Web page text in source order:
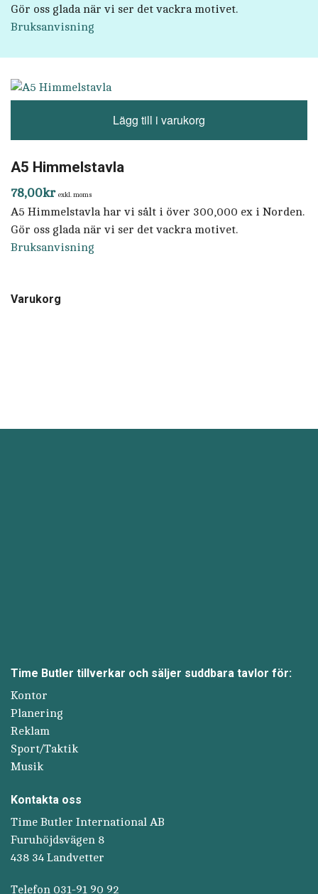
Gör oss glada när vi ser det vackra motivet.
Bruksanvisning
Lägg till i varukorg
A5 Himmelstavla
78,00kr exkl. moms
A5 Himmelstavla har vi sålt i över 300,000 ex i Norden.
Gör oss glada när vi ser det vackra motivet.
Bruksanvisning
Varukorg
Time Butler tillverkar och säljer suddbara tavlor för:
Kontor
Planering
Reklam
Sport/Taktik
Musik
Kontakta oss
Time Butler International AB
Furuhöjdsvägen 8
438 34 Landvetter
Telefon 031-91 90 92